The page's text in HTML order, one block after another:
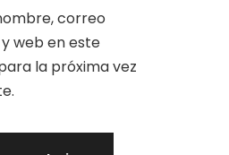
correo
web en este
la próxima vez